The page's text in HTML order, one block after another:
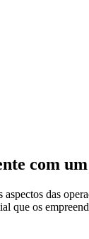
com
das
os